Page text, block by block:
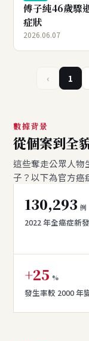
傅子純46歲驟
症狀
2026.06.07
‹ 1
數據背景
從個案到全
這些奪走公眾人物
子？以下為官方癌
130,293 例
2022 年全癌症新
+25 %
發生率較 2000 年